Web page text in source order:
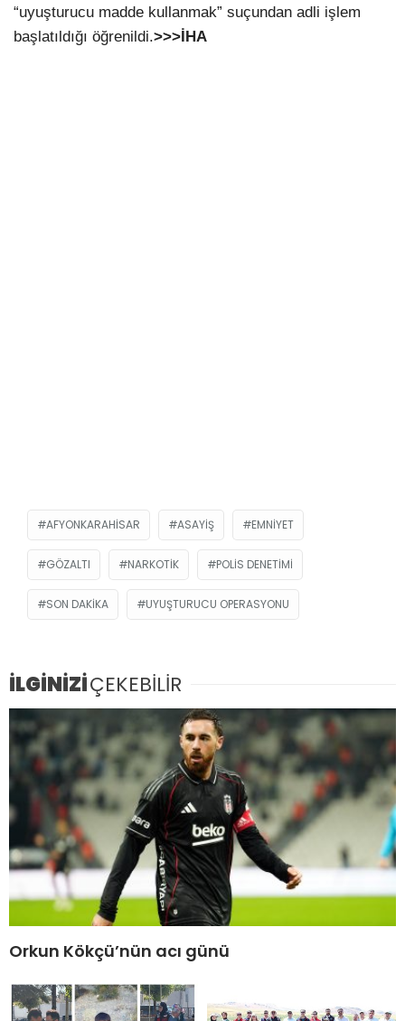
“uyuşturucu madde kullanmak” suçundan adli işlem
başlatıldığı öğrenildi.>>>İHA
AFYONKARAHISAR ASAYIŞ EMNIYET
GÖZALTI NARKOTIK POLIS DENETIMI
SON DAKIKA UYUŞTURUCU OPERASYONU
İLGİNİZİÇEKEBİLİR
Orkun Kökçü’nün acı günü